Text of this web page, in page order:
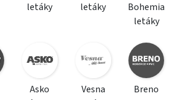
letáky
letáky
Bohemia
letáky
Asko
Vesna
Breno